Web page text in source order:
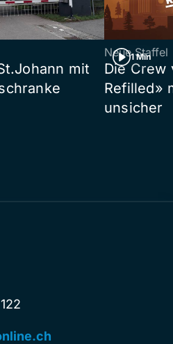
mit
1 Min
Neue Staffel
Die Crew
Refilled»
unsicher